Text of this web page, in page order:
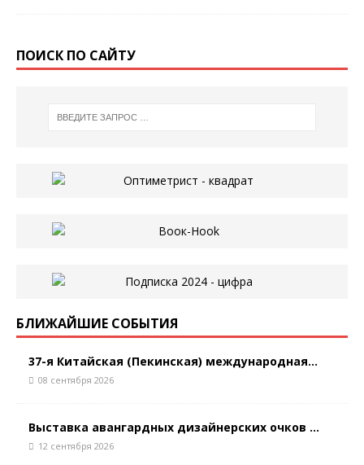
ПОИСК ПО САЙТУ
БЛИЖАЙШИЕ СОБЫТИЯ
37-я Китайская (Пекинская) международная...
08 сентября 2026
Выставка авангардных дизайнерских очков ...
12 сентября 2026